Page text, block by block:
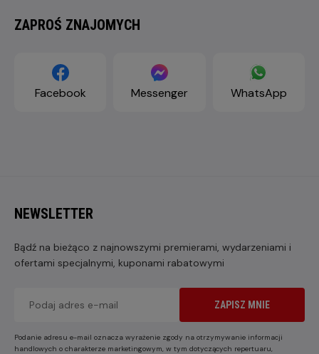
ZAPROŚ ZNAJOMYCH
Facebook Messenger WhatsApp
NEWSLETTER
Bądź na bieżąco z najnowszymi premierami, wydarzeniami i
ofertami specjalnymi, kuponami rabatowymi
ZAPISZ MNIE
Podanie adresu e-mail oznacza wyrażenie zgody na otrzymywanie informacji
handlowych o charakterze marketingowym, w tym dotyczących repertuaru,